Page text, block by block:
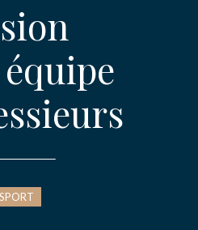
SPORT